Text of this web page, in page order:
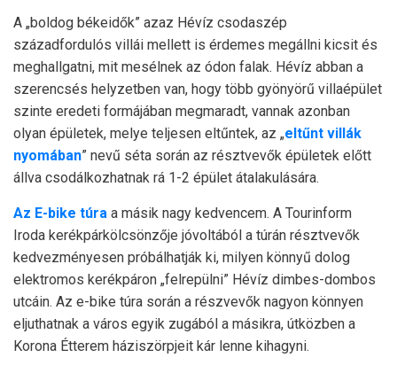
A „boldog békeidők” azaz Hévíz csodaszép
századfordulós villái mellett is érdemes megállni kicsit és
meghallgatni, mit mesélnek az ódon falak. Hévíz abban a
szerencsés helyzetben van, hogy több gyönyörű villaépület
szinte eredeti formájában megmaradt, vannak azonban
olyan épületek, melye teljesen eltűntek, az „eltűnt villák
nyomában” nevű séta során az résztvevők épületek előtt
állva csodálkozhatnak rá 1-2 épület átalakulására.
Az E-bike túra a másik nagy kedvencem. A Tourinform
Iroda kerékpárkölcsönzője jóvoltából a túrán résztvevők
kedvezményesen próbálhatják ki, milyen könnyű dolog
elektromos kerékpáron „felrepülni” Hévíz dimbes-dombos
utcáin. Az e-bike túra során a részvevők nagyon könnyen
eljuthatnak a város egyik zugából a másikra, útközben a
Korona Étterem háziszörpjeit kár lenne kihagyni.